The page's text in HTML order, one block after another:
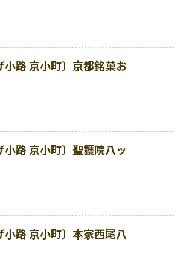
小路 京小町〕京都銘菓お
小路 京小町〕聖護院八ッ
小路 京小町〕本家西尾八